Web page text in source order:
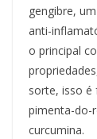
gengibre,
anti-
o principal
sorte, isso é
pimenta-do-
curcumina.